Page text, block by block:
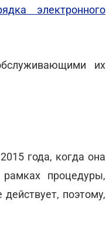
электронного
их
года, когда она
процедуры,
поэтому,